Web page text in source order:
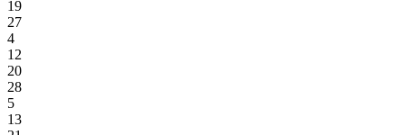
19
27
4
12
20
28
5
13